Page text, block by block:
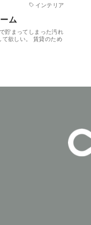
インテリア
ム
まってしまった汚れ
て欲しい。 賃貸のため